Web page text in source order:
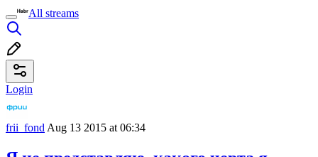
All streams
Login
frii_fond Aug 13 2015 at 06:34